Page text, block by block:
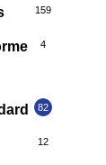
159
4
82
12